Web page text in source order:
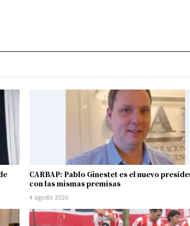
CARBAP: Pablo Ginestet es el nuevo
con las mismas premisas
4 agosto 2026